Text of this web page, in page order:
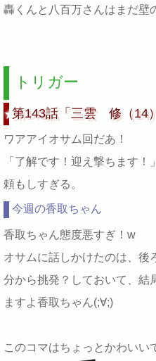
轟くんと八百万さんはまだ壁
トリガー
第143話「三雲 修（14
ワアアイオサム回だあ！
「了解です！迎え撃ちます
頼もしすぎる。
今週の香取ちゃん
香取ちゃん態度悪すぎ！w
オサムに話しかけたのは、後
分から挑発？しておいて、結
ますよ香取ちゃん(;∀;)
このコマはちょっとかわいい